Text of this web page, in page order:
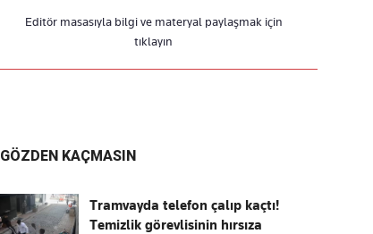
Editör masasıyla bilgi ve materyal paylaşmak için
tıklayın
GÖZDEN KAÇMASIN
Tramvayda telefon çalıp kaçtı!
Temizlik görevlisinin hırsıza